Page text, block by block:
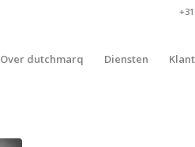
Over dutchmarq Diensten